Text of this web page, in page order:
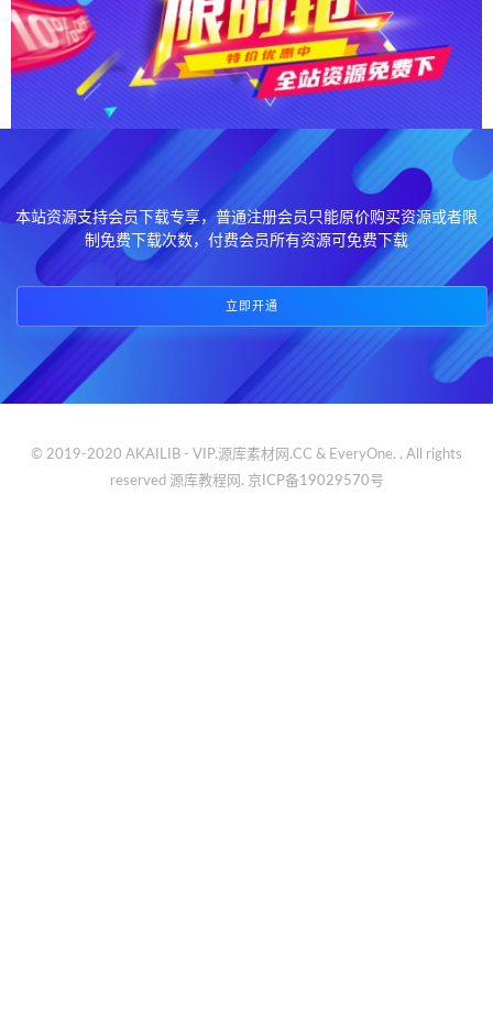
本站资源支持会员下载专享，普通注册会员只能原价购买资源或者限
制免费下载次数，付费会员所有资源可免费下载
立即开通
© 2019-2020 AKAILIB - VIP.源库素材网.CC & EveryOne. . All rights
reserved 源库教程网. 京ICP备19029570号